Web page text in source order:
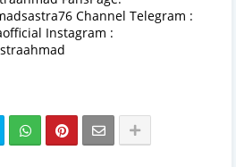
Channel Telegram :
Instagram :